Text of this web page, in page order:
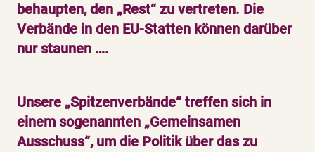
behaupten, den „Rest“ zu vertreten. Die
Verbände in den EU-Statten können darüber
nur staunen ….
Unsere „Spitzenverbände“ treffen sich in
einem sogenannten „Gemeinsamen
Ausschuss“, um die Politik über das zu